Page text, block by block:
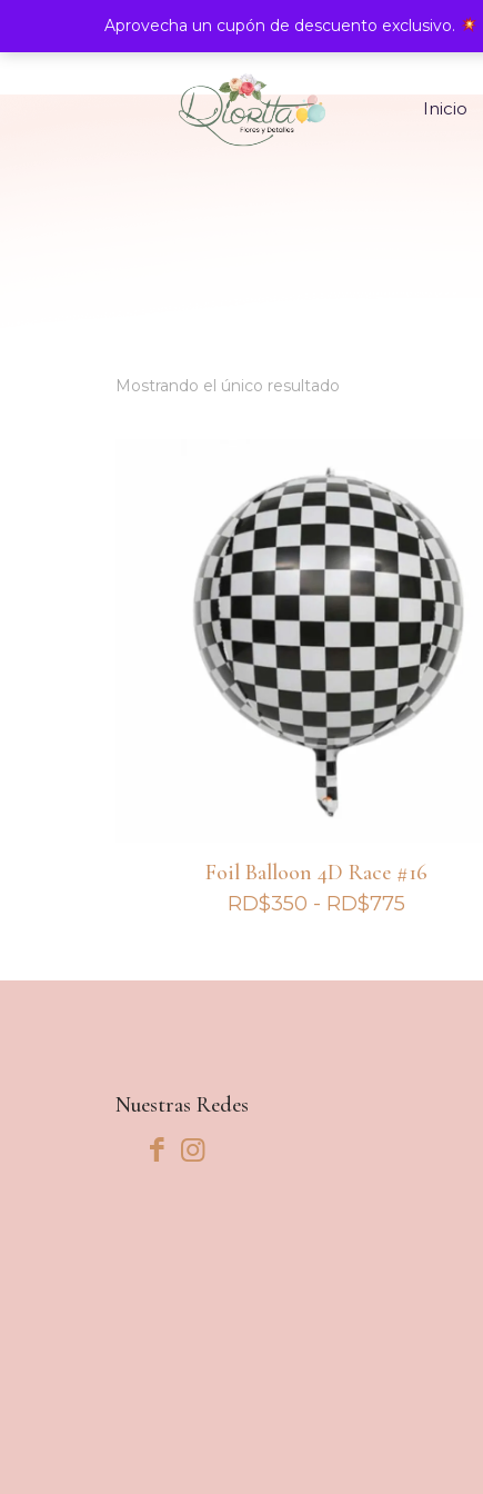
Inicio
Mostrando el único resultado
Foil Balloon 4D Race #16
RD$350 - RD$775
desde
Nuestras Redes
Aprovecha un cupón de descuento exclusivo.